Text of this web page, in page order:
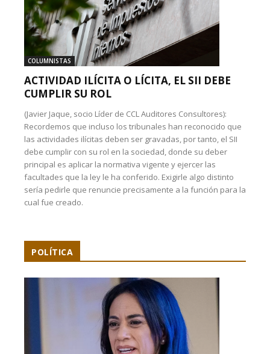
COLUMNISTAS
ACTIVIDAD ILÍCITA O LÍCITA, EL SII DEBE
CUMPLIR SU ROL
(Javier Jaque, socio Líder de CCL Auditores Consultores):
Recordemos que incluso los tribunales han reconocido que
las actividades ilícitas deben ser gravadas, por tanto, el SII
debe cumplir con su rol en la sociedad, donde su deber
principal es aplicar la normativa vigente y ejercer las
facultades que la ley le ha conferido. Exigirle algo distinto
sería pedirle que renuncie precisamente a la función para la
cual fue creado.
POLÍTICA